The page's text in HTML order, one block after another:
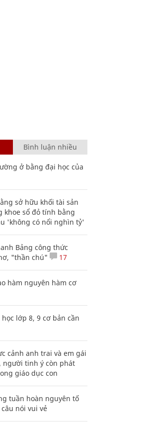
Bình luận nhiều
ở bằng đại học của
sở hữu khối tài sản
khoe sổ đỏ tính bằng
'không có nổi nghìn tỷ'
Bảng công thức
"thần chú"
17
hàm nguyên hàm cơ
lớp 8, 9 cơ bản cần
cảnh anh trai và em gái
người tinh ý còn phát
giáo dục con
tuần hoàn nguyên tố
nói vui vẻ